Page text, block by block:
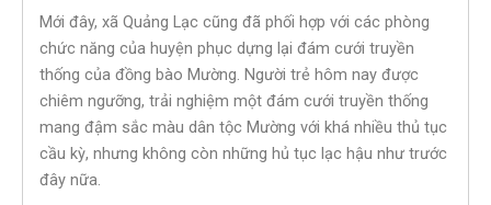
Mới đây, xã Quảng Lạc cũng đã phối hợp với các phòng
chức năng của huyện phục dựng lại đám cưới truyền
thống của đồng bào Mường. Người trẻ hôm nay được
chiêm ngưỡng, trải nghiệm một đám cưới truyền thống
mang đậm sắc màu dân tộc Mường với khá nhiều thủ tục
cầu kỳ, nhưng không còn những hủ tục lạc hậu như trước
đây nữa.